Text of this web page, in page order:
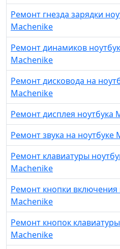
Ремонт гнезда зарядки
Machenike
Ремонт динамиков
Machenike
Ремонт дисковода на
Machenike
Ремонт дисплея ноутбука
Ремонт звука на ноутбуке
Ремонт клавиатуры
Machenike
Ремонт кнопки включения
Machenike
Ремонт кнопок
Machenike